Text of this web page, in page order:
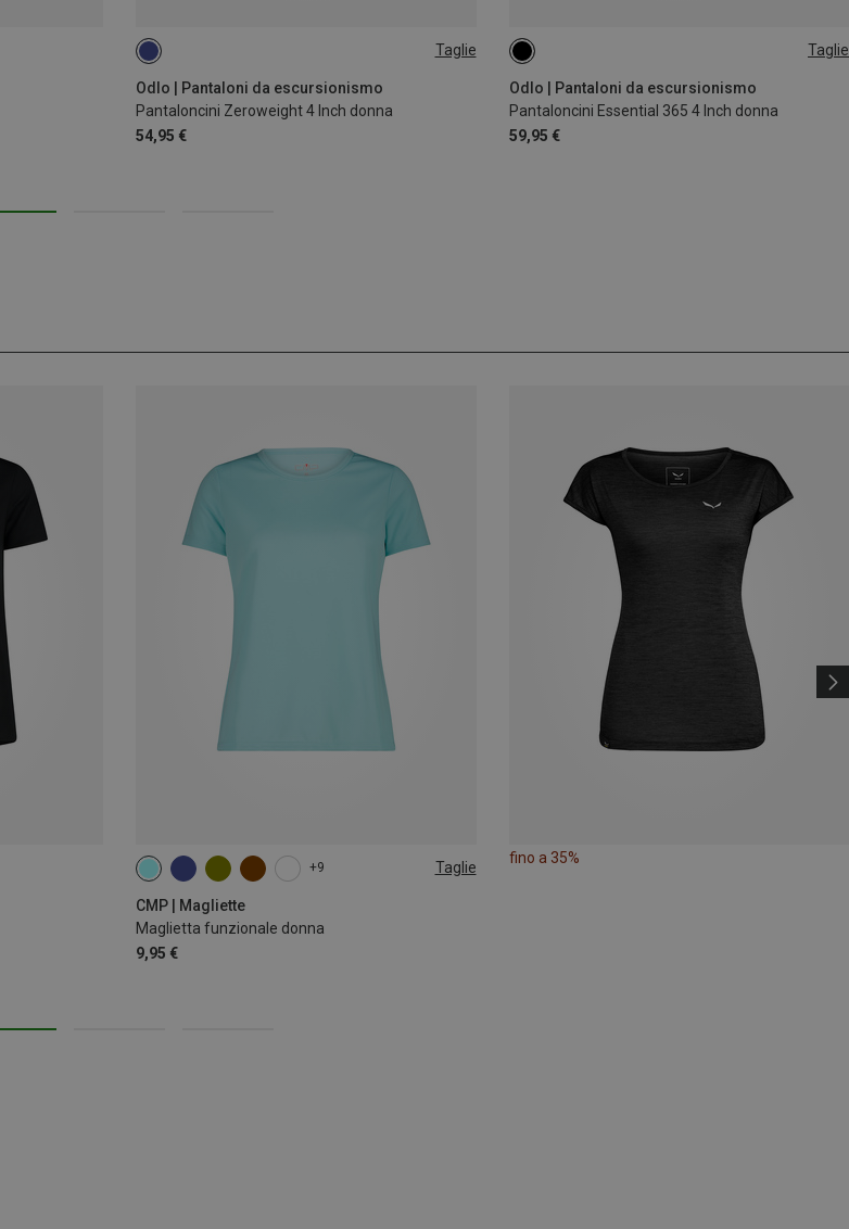
Taglie
Odlo | Pantaloni da escursionismo
Pantaloncini Zeroweight 4 Inch donna
54,95 €
XS Taglie
Odlo | Pantaloni da escursionismo
Pantaloncini Essential 365 4 Inch donna
59,95 €
XS
+9 Taglie
CMP | Magliette
Maglietta funzionale donna
9,95 €
XXS XL XXL 3XL
fino a 35%